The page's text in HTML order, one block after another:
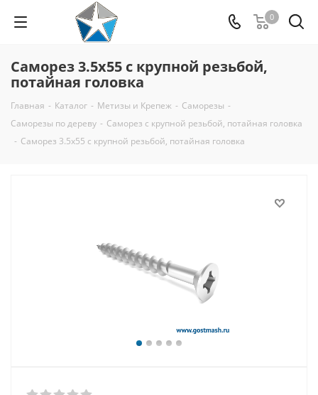
0
Саморез 3.5x55 с крупной резьбой,
потайная головка
Главная - Каталог - Метизы и Крепеж - Саморезы -
Саморезы по дереву - Саморез с крупной резьбой, потайная головка
- Саморез 3.5x55 с крупной резьбой, потайная головка